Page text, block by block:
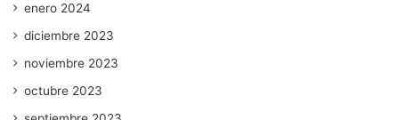
enero 2024
diciembre 2023
noviembre 2023
octubre 2023